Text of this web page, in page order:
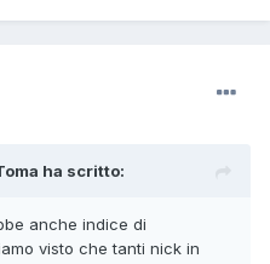
ha scritto:
anche indice di
visto che tanti nick in